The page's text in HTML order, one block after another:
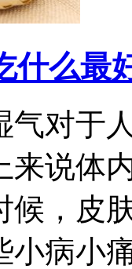
什么最
气对于
来说体
候，皮
小病小